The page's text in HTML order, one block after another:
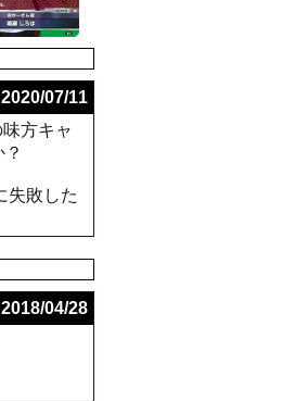
07/11
方キャ
失敗した
04/28